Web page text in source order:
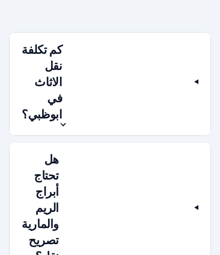
كم تكلفة
نقل
الاثاث
في
ابوظبي؟
هل
تحتاج
أبراج
الريم
والمارية
تصريح